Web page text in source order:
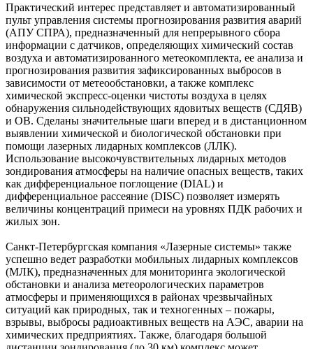
Практический интерес представляет и автоматизированный
пульт управления системы прогнозирования развития аварий
(АПУ СПРА), предназначенный для непрерывного сбора
информации с датчиков, определяющих химический состав
воздуха и автоматизированного метеокомплекта, ее анализа и
прогнозирования развития зафиксированных выбросов в
зависимости от метеообстановки, а также комплекс
химической экспресс-оценки чистоты воздуха в целях
обнаружения сильнодействующих ядовитых веществ (СДЯВ)
и ОВ. Сделаны значительные шаги вперед и в дистанционном
выявлении химической и биологической обстановки при
помощи лазерных лидарных комплексов (ЛЛК).
Использование высокочувствительных лидарных методов
зондирования атмосферы на наличие опасных веществ, таких
как дифференциальное поглощение (DIAL) и
дифференциальное рассеяние (DISC) позволяет измерять
величины концентраций примеси на уровнях ПДК рабочих и
жилых зон.
Санкт-Петербургская компания «Лазерные системы» также
успешно ведет разработки мобильных лидарных комплексов
(МЛК), предназначенных для мониторинга экологической
обстановки и анализа метеорологических параметров
атмосферы и применяющихся в районах чрезвычайных
ситуаций как природных, так и техногенных – пожары,
взрывы, выбросы радиоактивных веществ на АЭС, аварии на
химических предприятиях. Также, благодаря большой